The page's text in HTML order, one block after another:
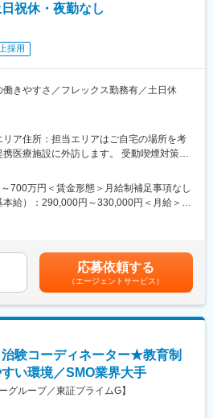
診察の予定があるため、患者さんが無理
調整する力が身につきます。
査の内容など、医療に関する知識が自然と
整理力：
、書類をまとめたりする仕事もありま
剤師など、いろんな職種の人と協力して
】
、手厚いフォロー体制があります。
を積むことや、スペシャリストとして特定
験を積んでいくことも可能です。
を超えCRCからSMAやCRAへのキャリアチ
祝休・夜勤なし
採用
働きやすさ／フレックス勤務有／土日休
ィネーター（CRCって何？）
で効果的かどうかを確かめるための臨床
する手続きを助けたり、治験中のデータを
はCRCの役割が非常に重要で、医療の進歩
のある仕事です。
駐しての業務となります。
で得られるスキル：
わかりやすく説明したり、医師や看護師
力が身に付きます。
力：
診察の予定があるため、患者さんが無理
調整する力が身につきます。
リア住所：担当エリアはご自宅の場所を考
医療施設に外訪します。 受動喫煙対策：
700万円＜賃金形態＞月給制補足事項なし
本給）：290,000円～330,000円＜月給＞
月給(月額)は固定手当を含めた表記です。
応募依頼する
（エージェントサービス）
治験コーディネーター★教育制
い環境／SMO業界大手
グループ／東証プライムG】